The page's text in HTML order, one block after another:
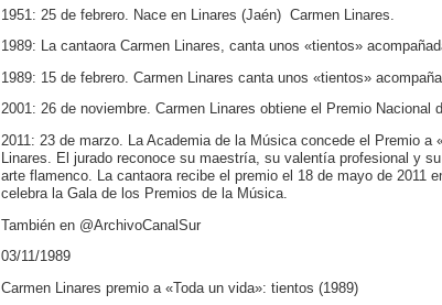
1951: 25 de febrero. Nace en Linares (Jaén) Carmen Linares.
1989: La cantaora Carmen Linares, canta unos «tientos»
1989: 15 de febrero. Carmen Linares canta unos «tientos»
2001: 26 de noviembre. Carmen Linares obtiene el Premio Nacional
2011: 23 de marzo. La Academia de la Música concede el Premio a
Linares. El jurado reconoce su maestría, su valentía profesional y
arte flamenco. La cantaora recibe el premio el 18 de mayo de 2011
celebra la Gala de los Premios de la Música.
También en @ArchivoCanalSur
03/11/1989
Carmen Linares premio a «Toda un vida»: tientos (1989)